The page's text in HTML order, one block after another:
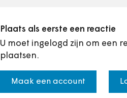
Plaats als eerste een reactie
U moet ingelogd zijn om een
plaatsen.
Maak een account